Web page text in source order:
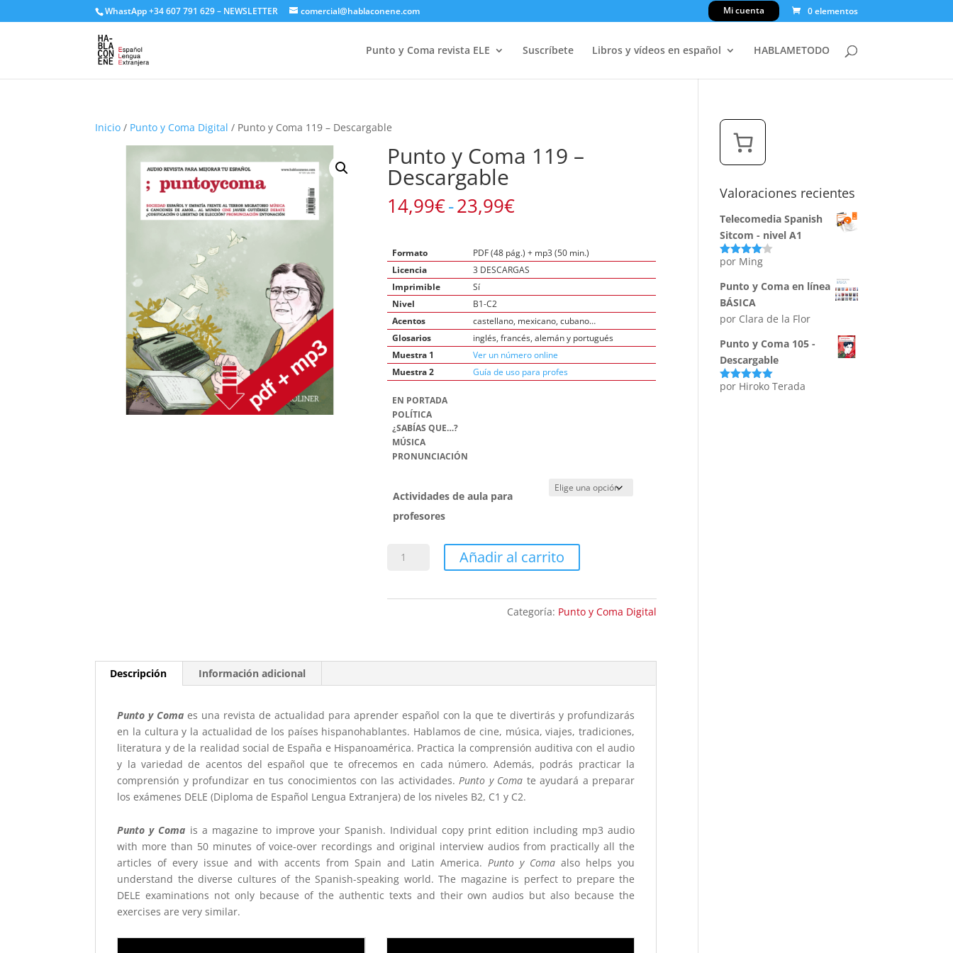
WhastApp+34 607 791 629– NEWSLETTER comercial@hablaconene.com Mi cuenta 0 elementos
Punto y Coma revista ELE Suscríbete Libros y vídeos en español HABLAMETODO
Inicio / Punto y Coma Digital / Punto y Coma 119 – Descargable
Punto y Coma 119 –
Descargable
14,99€-23,99€Rango
desde
14,99€
hasta
23,99€
Formato
PDF (48 pág.) + mp3 (50 min.)
Licencia
3 DESCARGAS
Imprimible
Sí
Nivel
B1-C2
Acentos
castellano, mexicano, cubano…
Glosarios
inglés, francés, alemán y portugués
Muestra 1
Ver un número online
Muestra 2
Guía de uso para profes
EN PORTADA
POLÍTICA
¿SABÍAS QUE…?
MÚSICA
PRONUNCIACIÓN
Actividades de aula para
profesores
Punto
119
Añadir al carrito
Categoría: Punto y Coma Digital
Descripción Información adicional
Punto y Coma es una revista de actualidad para aprender español con la que te divertirás y profundizarás
en la cultura y la actualidad de los países hispanohablantes. Hablamos de cine, música, viajes, tradiciones,
literatura y de la realidad social de España e Hispanoamérica. Practica la comprensión auditiva con el audio
y la variedad de acentos del español que te ofrecemos en cada número. Además, podrás practicar la
comprensión y profundizar en tus conocimientos con las actividades.Punto y Coma te ayudará a preparar
los exámenes DELE (Diploma de Español Lengua Extranjera) de los niveles B2, C1 y C2.
Punto y Coma is a magazine to improve your Spanish. Individual copy print edition including mp3 audio
with more than 50 minutes of voice-over recordings and original interview audios from practically all the
articles of every issue and with accents from Spain and Latin America.Punto y Coma also helps you
understand the diverse cultures of the Spanish-speaking world. The magazine is perfect to prepare the
DELE examinations not only because of the authentic texts and their own audios but also because the
exercises are very similar.
Valoraciones recientes
Telecomedia Spanish
Sitcom - nivel A1
Valorado
5
por Ming
Punto y Coma en línea
BÁSICA
por Clara de la Flor
Punto y Coma 105 -
Descargable
Valorado
por Hiroko Terada